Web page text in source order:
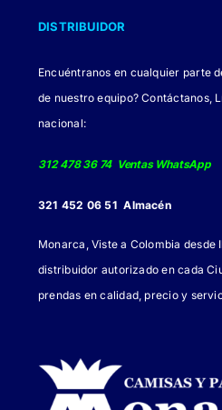
DISTRIBUIDOR
Encuéntranos en cualquier parte
de nuestro equipo? Contáctanos,
nacional:
312 478 36 74 Ventas WhatsApp
321 452 06 51 Almacén
Monarca, Viste a Colombia desde
distribuidor autorizado en cada
prendas en calidad, precio y